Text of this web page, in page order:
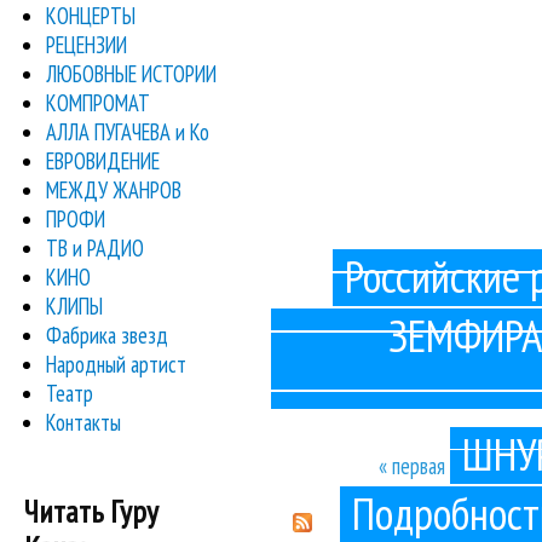
ЗЕМФИРА
Страницы
« первая ‹
КОНЦЕРТЫ
РЕЦЕНЗИИ
ЛЮБОВНЫЕ ИСТОРИИ
КОМПРОМАТ
АЛЛА ПУГАЧЕВА и Ко
ЕВРОВИДЕНИЕ
МЕЖДУ ЖАНРОВ
ПРОФИ
ТВ и РАДИО
КИНО
КЛИПЫ
Фабрика звезд
Народный артист
Театр
Контакты
Читать Гуру